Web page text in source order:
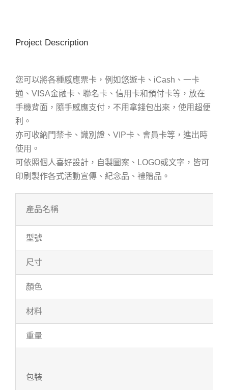
Project Description
您可以將各種感應票卡，例如悠遊卡、iCash、一卡
通、VISA金融卡、聯名卡、信用卡和預付卡等，放在
手機背面，隨手感應支付，不用拿錢包出來，使用超便
利。
亦可收納門禁卡、識別證、VIP卡、會員卡等，進出時
使用。
可依照個人喜好設計，自製圖案、LOGO或文字，皆可
印刷製作各式活動宣傳、紀念品、禮贈品。
產品名稱
型號
尺寸
顏色
材料
重量
包裝